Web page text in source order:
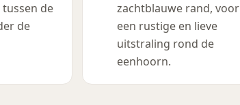
de
de
zachtblauwe rand, voor
een rustige en lieve
uitstraling rond de
eenhoorn.